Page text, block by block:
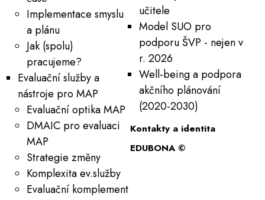
Implementace smyslu
a plánu
Jak (spolu)
pracujeme?
Evaluační služby a
nástroje pro MAP
Evaluační optika MAP
DMAIC pro evaluaci
MAP
Strategie změny
Komplexita ev.služby
Evaluační komplement
učitele
Model SUO pro
podporu ŠVP - nejen v
r. 2026
Well-being a podpora
akčního plánování
(2020-2030)
Kontakty a identita
EDUBONA ©